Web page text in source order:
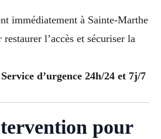
immédiatement à Sainte-Marthe
l’accès et sécuriser la
d’urgence 24h/24 et 7j/7
pour